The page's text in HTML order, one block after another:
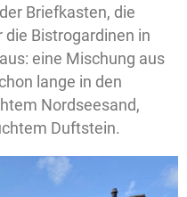
Briefkasten, die
die Bistrogardinen in
eine Mischung aus
lange in den
Nordseesand,
Duftstein.